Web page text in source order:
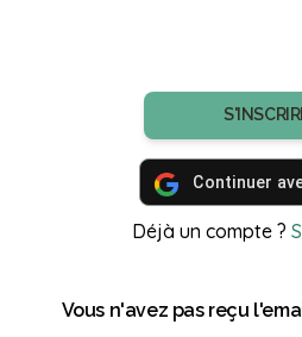
Continuer
Déjà un compte ?
Vous n'avez pas reçu